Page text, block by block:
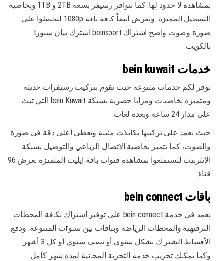
بمشاهدة لا حدود لها. كما تتوافر رسيفر بسعة 2TB و 1TB وبخاصية
التسجيل المميزة. وتعرض أيضاً كافة باقه 1080p لتحصلوا على
صورة وصوت واضح اشتراك beinsport اشترك بيان سبورt
بالكويت.
خدمات bein kuwait
نوفر لكم خدمات متنوعة حيث نقوم بتركيب رسيفرات حديثة
ومتميزة بخاصيات ومزايا حصرية بشبكة bein Kuwait التي تبث
على مدار 24 ساعة وبعدة لغات.
حيث نعمد على تركيبها بكابلات متينة وتعطي أعلى دقة في صورة
والصوت، كما تتميز بخاصية الاتصال الرباعي والتوصيل بشبكة
الانترنيت لتستمتعوا بمشاهدة قنوات باقة ايليت المتميزة بعرض 96
قناة.
باقات bein connect
نعمد في خدمة bein connect على توفير اشتراك بكافة المجطات
الترفيهية والمحطات الرياضة وبباقات بين سبوrت المتنوعة. ودفع
الأقساط الشتراك بشكل سنوي أو نصف سنوي أو كل 3 أشهر
وكما يمكنك تجريب خدمه التجربة المجانية لمدة شهر كامل